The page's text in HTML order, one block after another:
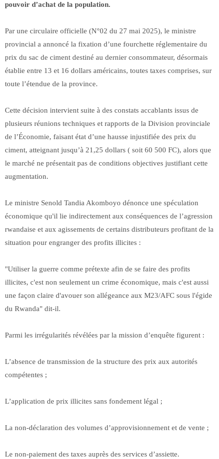
pouvoir d’achat de la population.
Par une circulaire officielle (N°02 du 27 mai 2025), le ministre
provincial a annoncé la fixation d’une fourchette réglementaire du
prix du sac de ciment destiné au dernier consommateur, désormais
établie entre 13 et 16 dollars américains, toutes taxes comprises, sur
toute l’étendue de la province.
Cette décision intervient suite à des constats accablants issus de
plusieurs réunions techniques et rapports de la Division provinciale
de l’Économie, faisant état d’une hausse injustifiée des prix du
ciment, atteignant jusqu’à 21,25 dollars ( soit 60 500 FC), alors que
le marché ne présentait pas de conditions objectives justifiant cette
augmentation.
Le ministre Senold Tandia Akomboyo dénonce une spéculation
économique qu'il lie indirectement aux conséquences de l’agression
rwandaise et aux agissements de certains distributeurs profitant de la
situation pour engranger des profits illicites :
"Utiliser la guerre comme prétexte afin de se faire des profits
illicites, c'est non seulement un crime économique, mais c'est aussi
une façon claire d'avouer son allégeance aux M23/AFC sous l'égide
du Rwanda" dit-il.
Parmi les irrégularités révélées par la mission d’enquête figurent :
L’absence de transmission de la structure des prix aux autorités
compétentes ;
L’application de prix illicites sans fondement légal ;
La non-déclaration des volumes d’approvisionnement et de vente ;
Le non-paiement des taxes auprès des services d’assiette.